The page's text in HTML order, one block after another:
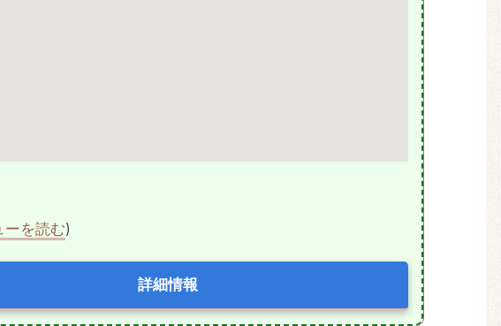
ーを読む)
詳細情報